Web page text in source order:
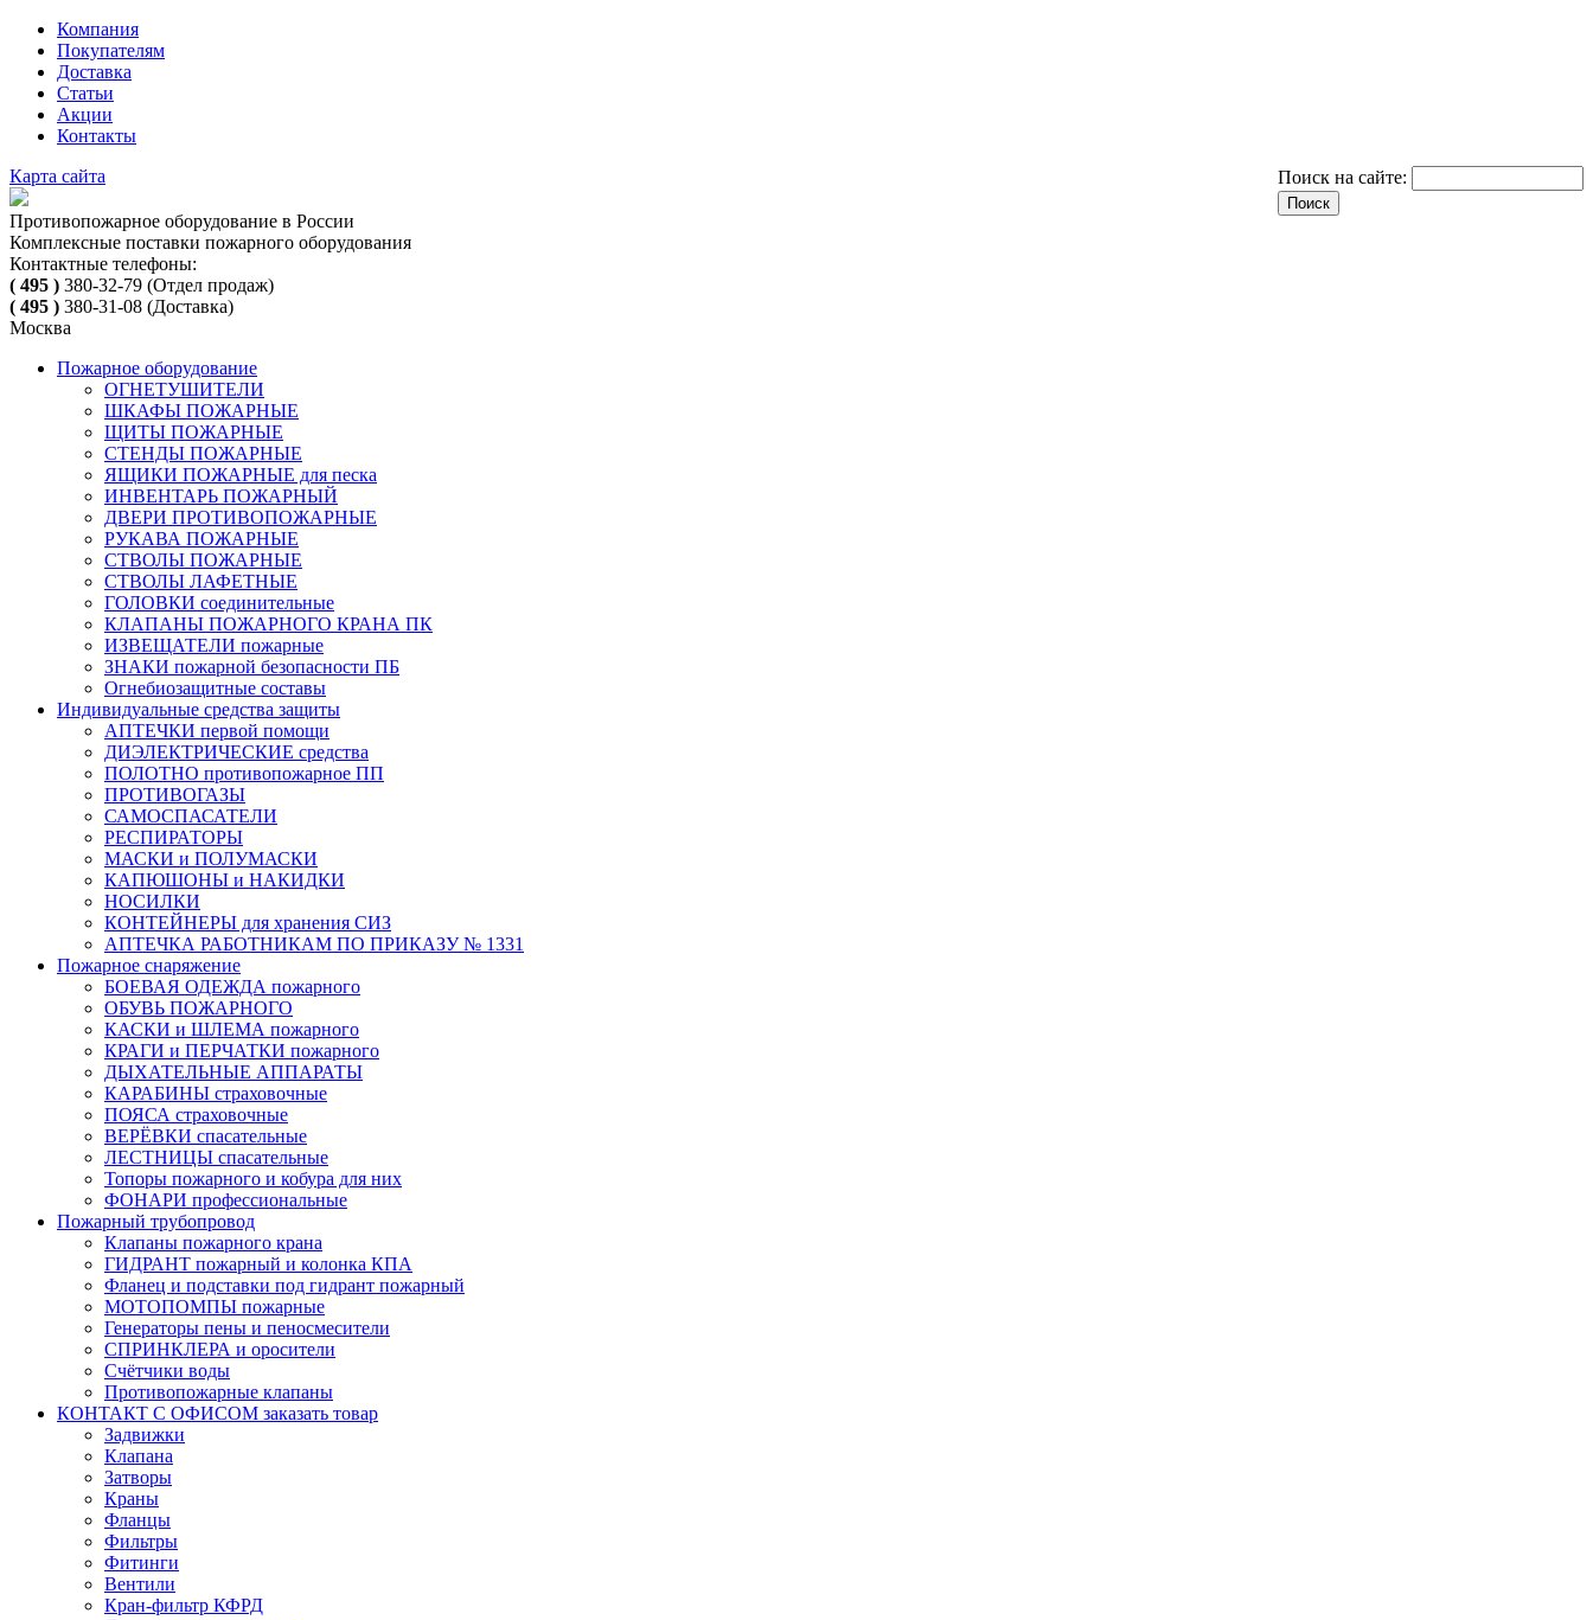
Компания
Покупателям
Доставка
Статьи
Акции
Контакты
Поиск на сайте:
Карта сайта
Противопожарное оборудование в России
Комплексные поставки пожарного оборудования
Контактные телефоны:
( 495 ) 380-32-79 (Отдел продаж)
( 495 ) 380-31-08 (Доставка)
Москва
Пожарное оборудование
ОГНЕТУШИТЕЛИ
ШКАФЫ ПОЖАРНЫЕ
ЩИТЫ ПОЖАРНЫЕ
СТЕНДЫ ПОЖАРНЫЕ
ЯЩИКИ ПОЖАРНЫЕ для песка
ИНВЕНТАРЬ ПОЖАРНЫЙ
ДВЕРИ ПРОТИВОПОЖАРНЫЕ
РУКАВА ПОЖАРНЫЕ
СТВОЛЫ ПОЖАРНЫЕ
СТВОЛЫ ЛАФЕТНЫЕ
ГОЛОВКИ соединительные
КЛАПАНЫ ПОЖАРНОГО КРАНА ПК
ИЗВЕЩАТЕЛИ пожарные
ЗНАКИ пожарной безопасности ПБ
Огнебиозащитные составы
Индивидуальные средства защиты
АПТЕЧКИ первой помощи
ДИЭЛЕКТРИЧЕСКИЕ средства
ПОЛОТНО противопожарное ПП
ПРОТИВОГАЗЫ
САМОСПАСАТЕЛИ
РЕСПИРАТОРЫ
МАСКИ и ПОЛУМАСКИ
КАПЮШОНЫ и НАКИДКИ
НОСИЛКИ
КОНТЕЙНЕРЫ для хранения СИЗ
АПТЕЧКА РАБОТНИКАМ ПО ПРИКАЗУ № 1331
Пожарное снаряжение
БОЕВАЯ ОДЕЖДА пожарного
ОБУВЬ ПОЖАРНОГО
КАСКИ и ШЛЕМА пожарного
КРАГИ и ПЕРЧАТКИ пожарного
ДЫХАТЕЛЬНЫЕ АППАРАТЫ
КАРАБИНЫ страховочные
ПОЯСА страховочные
ВЕРЁВКИ спасательные
ЛЕСТНИЦЫ спасательные
Топоры пожарного и кобура для них
ФОНАРИ профессиональные
Пожарный трубопровод
Клапаны пожарного крана
ГИДРАНТ пожарный и колонка КПА
Фланец и подставки под гидрант пожарный
МОТОПОМПЫ пожарные
Генераторы пены и пеносмесители
СПРИНКЛЕРА и оросители
Счётчики воды
Противопожарные клапаны
КОНТАКТ С ОФИСОМ заказать товар
Задвижки
Клапана
Затворы
Краны
Фланцы
Фильтры
Фитинги
Вентили
Кран-фильтр КФРД